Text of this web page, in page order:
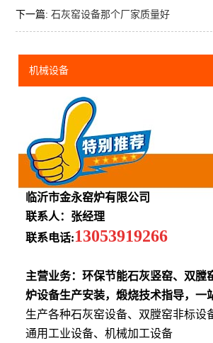
下一篇: 石灰窑设备那个厂家质量好
机械设备
临沂市金永窑炉有限公司
联系人：张经理
联系电话:13053919266
主营业务：环保节能石灰竖窑、双膛
炉设备生产安装，煅烧技术指导，一
生产各种石灰窑设备、双膛窑非标设
通用工业设备、机械加工设备